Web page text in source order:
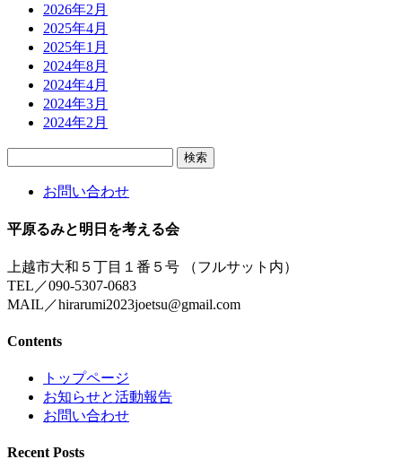
2026年2月
2025年4月
2025年1月
2024年8月
2024年4月
2024年3月
2024年2月
お問い合わせ
平原るみと明日を考える会
上越市大和５丁目１番５号 （フルサット内）
TEL／090-5307-0683
MAIL／hirarumi2023joetsu@gmail.com
Contents
トップページ
お知らせと活動報告
お問い合わせ
Recent Posts